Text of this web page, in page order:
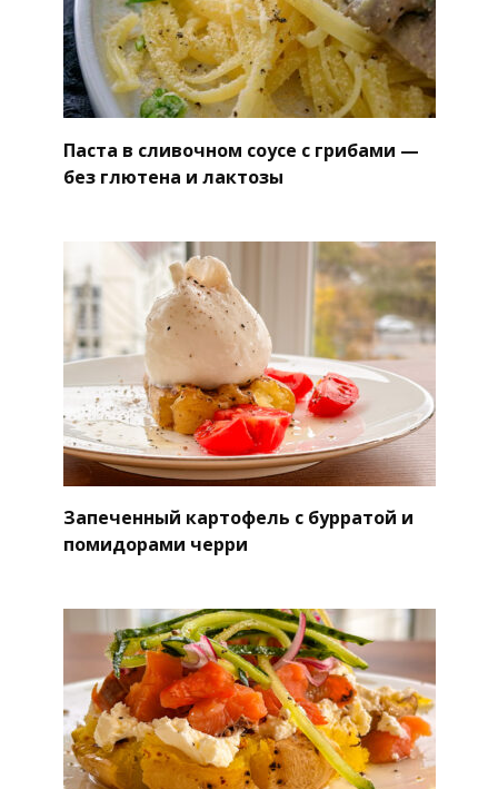
Паста в сливочном соусе с грибами —
без глютена и лактозы
Запеченный картофель с бурратой и
помидорами черри